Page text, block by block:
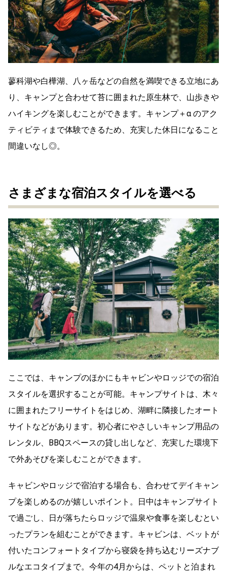
蓼科湖や白樺湖、八ヶ岳などの自然を満喫できる立地にあ
り、キャンプと合わせて苔に囲まれた原生林で、山歩きや
ハイキングを楽しむことができます。キャンプ＋α のアク
ティビティまで体験できるため、充実した休日になること
間違いなし◎。
さまざまな宿泊スタイルを選べる
ここでは、キャンプのほかにもキャビンやロッジでの宿泊
スタイルを選択することが可能。キャンプサイトは、木々
に囲まれたフリーサイトをはじめ、湖畔に隣接したオート
サイトなどがあります。初心者にやさしいキャンプ用品の
レンタル、BBQスペースの貸し出しなど、充実した環境下
で外あそびを楽しむことができます。
キャビンやロッジで宿泊する場合も、合わせてデイキャン
プを楽しめるのが嬉しいポイント。日中はキャンプサイト
で過ごし、日が落ちたらロッジで温泉や食事を楽しむとい
ったプランを組むことができます。キャビンは、ベットが
付いたコンフォートタイプから寝袋を持ち込むリーズナブ
ルなエコタイプまで。今年の4月からは、ペットと泊まれ